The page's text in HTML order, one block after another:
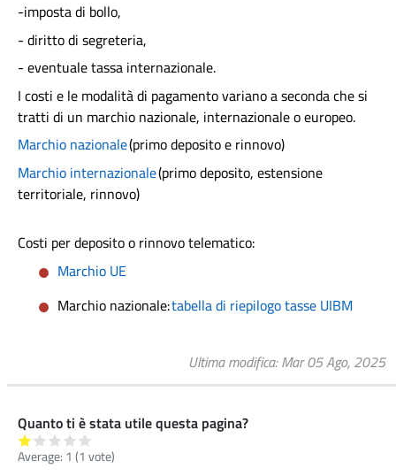
-imposta di bollo,
- diritto di segreteria,
- eventuale tassa internazionale.
I costi e le modalità di pagamento variano a seconda che si
tratti di un marchio nazionale, internazionale o europeo.
Marchio nazionale(primo deposito e rinnovo)
Marchio internazionale(primo deposito, estensione
territoriale, rinnovo)
Costi per deposito o rinnovo telematico:
Marchio UE
Marchio nazionale:tabella di riepilogo tasse UIBM
Ultima modifica Mar 05 Ago, 2025
Quanto ti è stata utile questa pagina?
Average: 1 (1 vote)